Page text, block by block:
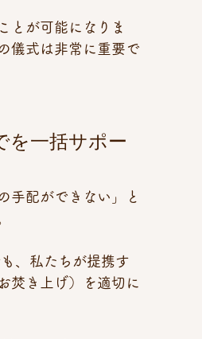
とが可能になりま
儀式は非常に重要で
を一括サポー
手配ができない」と
、私たちが提携す
焚き上げ）を適切に